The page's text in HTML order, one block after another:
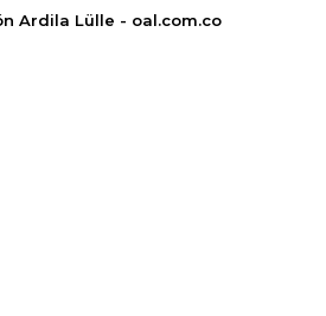
Ardila Lülle - oal.com.co